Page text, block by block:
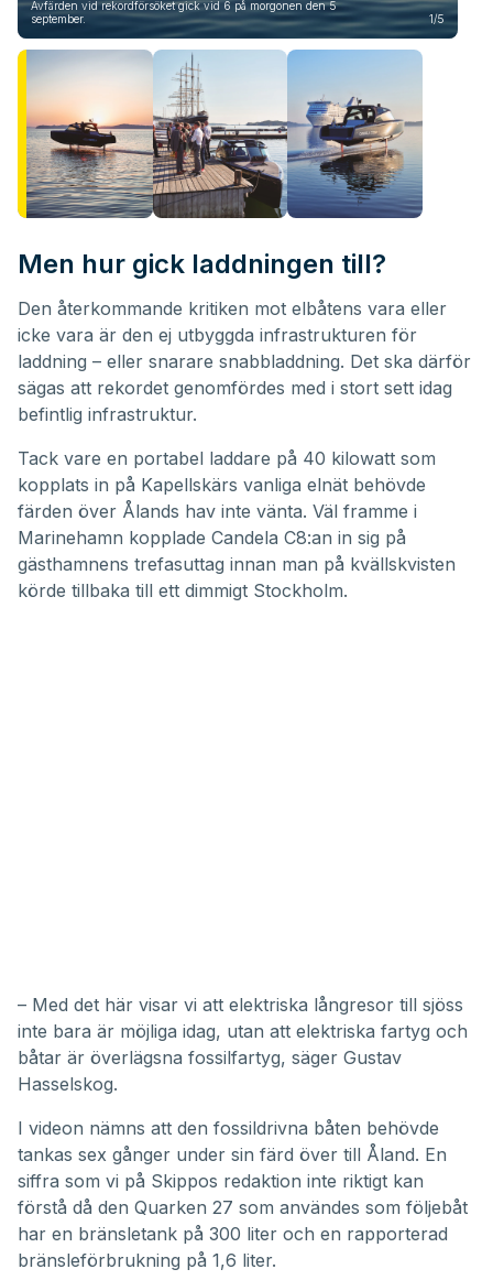
Avfärden vid rekordförsöket gick vid 6 på morgonen den 5
september.
1/5
Men hur gick laddningen till?
Den återkommande kritiken mot elbåtens vara eller
icke vara är den ej utbyggda infrastrukturen för
laddning – eller snarare snabbladdning. Det ska därför
sägas att rekordet genomfördes med i stort sett idag
befintlig infrastruktur.
Tack vare en portabel laddare på 40 kilowatt som
kopplats in på Kapellskärs vanliga elnät behövde
färden över Ålands hav inte vänta. Väl framme i
Marinehamn kopplade Candela C8:an in sig på
gästhamnens trefasuttag innan man på kvällskvisten
körde tillbaka till ett dimmigt Stockholm.
– Med det här visar vi att elektriska långresor till sjöss
inte bara är möjliga idag, utan att elektriska fartyg och
båtar är överlägsna fossilfartyg, säger Gustav
Hasselskog.
I videon nämns att den fossildrivna båten behövde
tankas sex gånger under sin färd över till Åland. En
siffra som vi på Skippos redaktion inte riktigt kan
förstå då den Quarken 27 som användes som följebåt
har en bränsletank på 300 liter och en rapporterad
bränsleförbrukning på 1,6 liter.